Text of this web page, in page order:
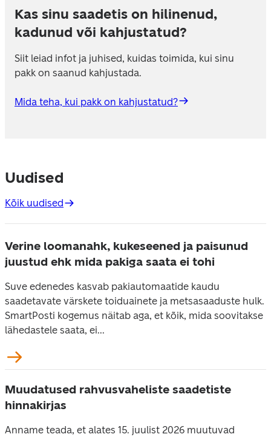
Kas sinu saadetis on hilinenud,
kadunud või kahjustatud?
Siit leiad infot ja juhised, kuidas toimida, kui sinu
pakk on saanud kahjustada.
Mida teha, kui pakk on kahjustatud?
Uudised
Kõik uudised
Verine loomanahk, kukeseened ja paisunud
juustud ehk mida pakiga saata ei tohi
Suve edenedes kasvab pakiautomaatide kaudu
saadetavate värskete toiduainete ja metsasaaduste hulk.
SmartPosti kogemus näitab aga, et kõik, mida soovitakse
lähedastele saata, ei...
Muudatused rahvusvaheliste saadetiste
hinnakirjas
Anname teada, et alates 15. juulist 2026 muutuvad